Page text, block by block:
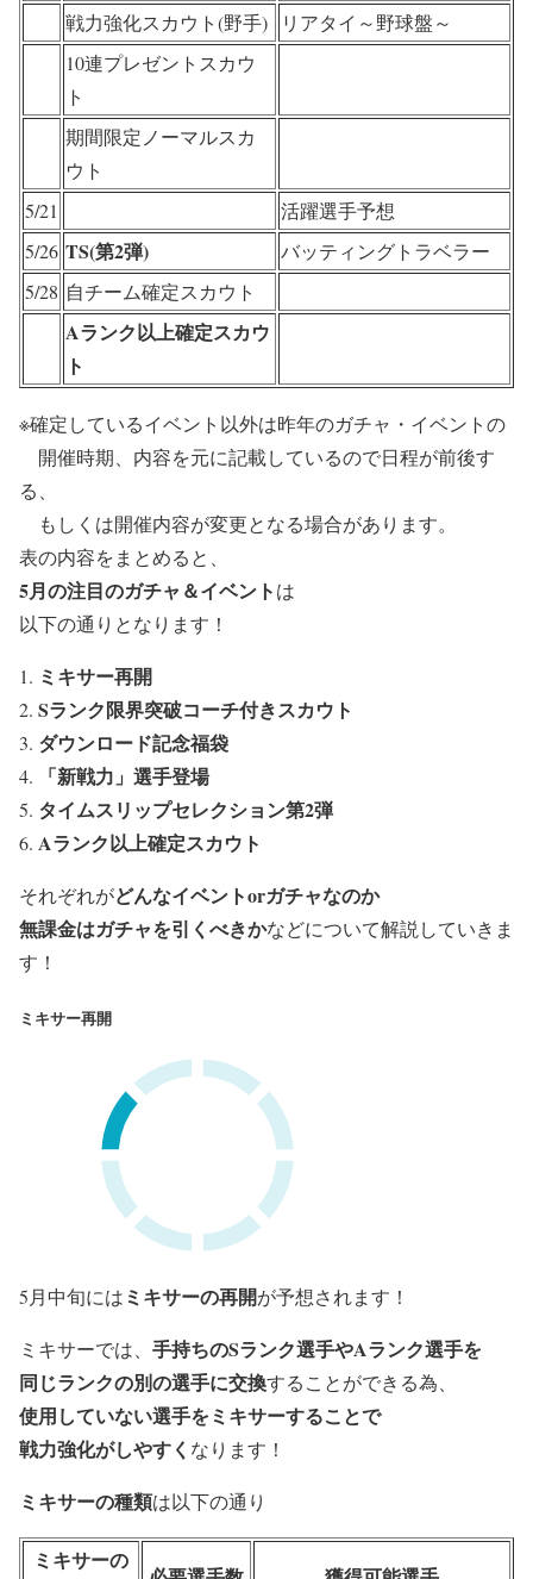
戦力強化スカウト(野手)
リアタイ～野球盤～
10連プレゼントスカウ
ト
期間限定ノーマルスカ
ウト
5/21
活躍選手予想
5/26 TS(第2弾)
バッティングトラベラー
5/28 自チーム確定スカウト
Aランク以上確定スカウ
ト
※確定しているイベント以外は昨年のガチャ・イベントの
開催時期、内容を元に記載しているので日程が前後す
る、
もしくは開催内容が変更となる場合があります。
表の内容をまとめると、
5月の注目のガチャ＆イベントは
以下の通りとなります！
ミキサー再開
Sランク限界突破コーチ付きスカウト
ダウンロード記念福袋
「新戦力」選手登場
タイムスリップセレクション第2弾
Aランク以上確定スカウト
それぞれがどんなイベントorガチャなのか
無課金はガチャを引くべきかなどについて解説していきま
す！
ミキサー再開
5月中旬にはミキサーの再開が予想されます！
ミキサーでは、 手持ちのSランク選手やAランク選手を
同じランクの別の選手に交換することができる為、
使用していない選手をミキサーすることで
戦力強化がしやすく なります！
ミキサーの種類は以下の通り
ミキサーの